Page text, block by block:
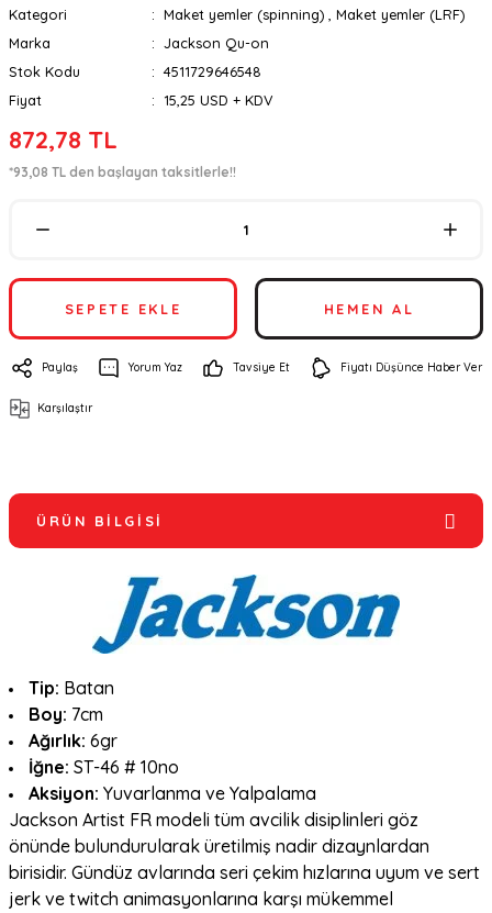
Kategori Maket yemler (spinning)
Maket yemler (LRF)
Marka
Jackson Qu-on
Stok Kodu
4511729646548
Fiyat
15,25 USD + KDV
872,78 TL
*93,08 TL den başlayan taksitlerle!!
SEPETE EKLE HEMEN AL
Paylaş Yorum Yaz Tavsiye Et Fiyatı Düşünce Haber Ver
Karşılaştır
ÜRÜN BILGISI
Tip: Batan
Boy: 7cm
Ağırlık: 6gr
İğne: ST-46 # 10no
Aksiyon: Yuvarlanma ve Yalpalama
Jackson Artist FR modeli tüm avcilik disiplinleri göz
önünde bulundurularak üretilmiş nadir dizaynlardan
birisidir. Gündüz avlarında seri çekim hızlarına uyum ve sert
jerk ve twitch animasyonlarına karşı mükemmel